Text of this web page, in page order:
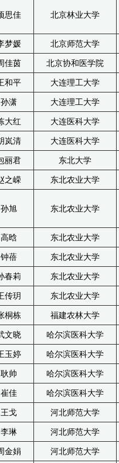
思佳 北京林业大学
梦媛 北京师范大学
佳茵 北京协和医学院
和平 大连理工大学
孙潇 大连理工大学
大红 大连医科大学
岚清 大连医科大学
丽君 东北大学
之嵘 东北农业大学
孙旭 东北农业大学
高晗 东北农业大学
钟蓓 东北农业大学
春莉 东北农业大学
传玥 东北农业大学
桐栋 福建农林大学
文晓 哈尔滨医科大学
玉婷 哈尔滨医科大学
耿帅 哈尔滨医科大学
崔佳 哈尔滨医科大学
王戈 河北师范大学
李琳 河北师范大学
金娟 河北师范大学